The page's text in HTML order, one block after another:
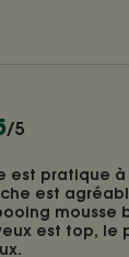
/5
est pratique
est
mousse
est top, le